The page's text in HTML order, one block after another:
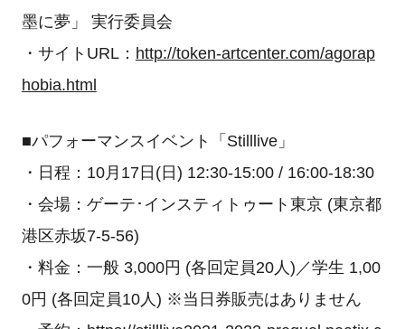
墨に夢」 実⾏委員会
・サイトURL： http://token-artcenter.com/agorap
hobia.html
■パフォーマンスイベント「Stilllive」
・日程：10月17日(日) 12:30-15:00 / 16:00-18:30
・会場：ゲーテ･インスティトゥート東京 (東京都
港区赤坂7-5-56)
・料金：一般 3,000円 (各回定員20人)／学生 1,00
0円 (各回定員10人) ※当日券販売はありません